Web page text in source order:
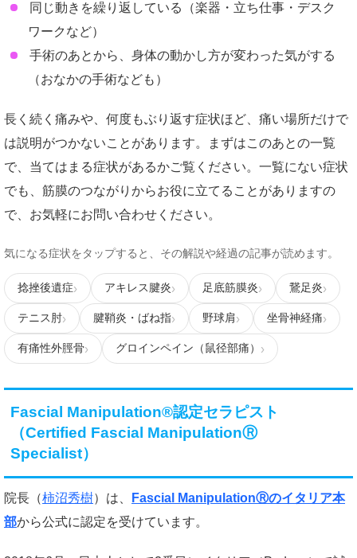
同じ動きを繰り返している（楽器・立ち仕事・デスク
ワークなど）
手術のあとから、身体の動かし方が変わった気がする
（おなかの手術なども）
長く続く痛みや、何度もぶり返す症状ほど、痛い場所だけで
は説明がつかないことがあります。まずはこのあとの一覧
で、当てはまる症状があるかご覧ください。一覧にない症状
でも、筋膜のつながりからお役に立てることがありますの
で、お気軽にお問い合わせください。
気になる症状をタップすると、その解説や経過の記事が読めます。
捻挫後遺症 アキレス腱炎 足底筋膜炎 鵞足炎
テニス肘 腱鞘炎・ばね指 野球肩 坐骨神経痛
有痛性外脛骨 グロインペイン（鼠径部痛）
Fascial Manipulation®認定セラピスト
（Certified Fascial ManipulationⓇ
Specialist）
院長（柿沼秀樹）は、
Fascial ManipulationⓇのイタリア本
部から公式に認定を受けています。